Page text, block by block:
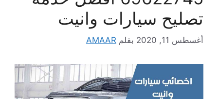
تصليح سيارات وانيت
أغسطس 11, 2020 بقلم AMAAR